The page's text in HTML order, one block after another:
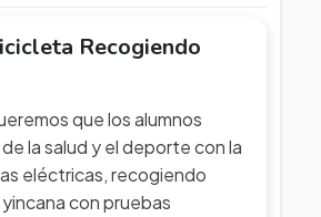
Recogiendo
que los alumnos
la salud y el deporte con la
eléctricas, recogiendo
con pruebas